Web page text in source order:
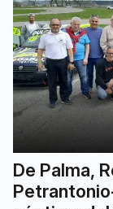
De Palma,